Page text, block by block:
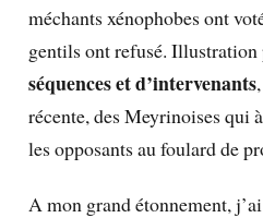
méchants xénophobes ont
gentils ont refusé. Illustration
séquences et d’intervenants
récente, des Meyrinoises qui
les opposants au foulard de
A mon grand étonnement,